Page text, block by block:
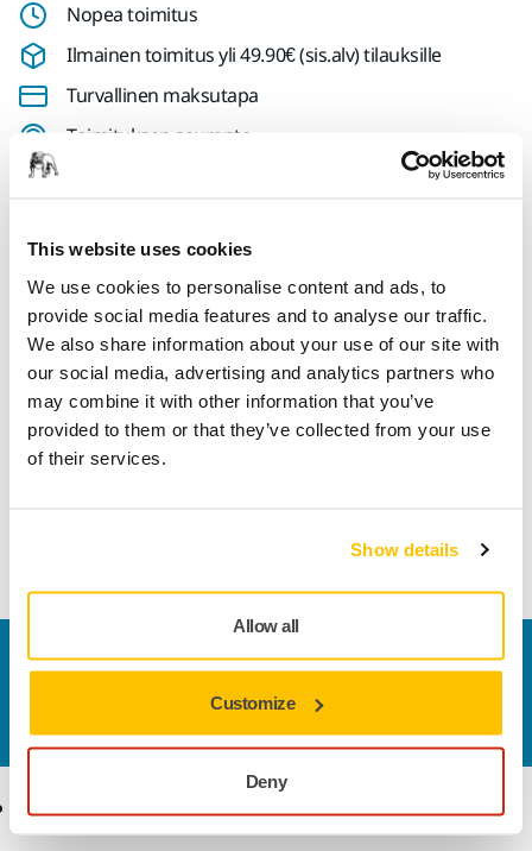
This website uses cookies
We use cookies to personalise content and ads, to
provide social media features and to analyse our traffic.
We also share information about your use of our site with
our social media, advertising and analytics partners who
may combine it with other information that you’ve
provided to them or that they’ve collected from your use
of their services.
Show details
Allow all
Customize
Deny
Nopea toimitus
Ilmainen toimitus yli 49.90€ (sis.alv) tilauksille
Turvallinen maksutapa
Toimituksen seuranta
Tee palautus helposti osoitteessa www.mirka.com/fi-
Tekniset tiedot
Pituus 30 mm
Leveys
Ota yhteyttä
Haluatko tietää lisää?Ota yhteyttä
Tuotteet Osaaminen